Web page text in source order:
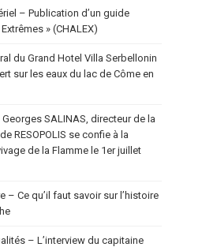
– Publication d’un guide
» (CHALEX)
du Grand Hotel Villa Serbellonin
sur les eaux du lac de Côme en
Georges SALINAS, directeur de la
RESOPOLIS se confie à la
de la Flamme le 1er juillet
– Ce qu’il faut savoir sur l’histoire
– L’interview du capitaine